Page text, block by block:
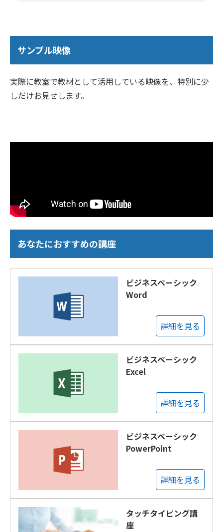
サンプル映像
実際に教室で教材として活用している映像を、特別に少
しだけお見せします。
あなたにおすすめの講座
ビジネスベーシック
Word
詳細を見る
ビジネスベーシック
Excel
詳細を見る
ビジネスベーシック
PowerPoint
詳細を見る
タッチタイピング講
座